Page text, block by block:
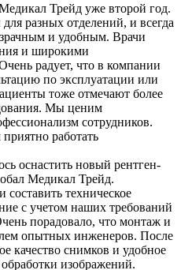
Трейд уже второй год.
разных отделений, и всегда
и удобным. Врачи
и широкими
радует, что в компании
по эксплуатации или
тоже отмечают более
Мы ценим
сотрудников.
работать
оснастить новый рентген-
Медикал Трейд.
техническое
с учетом наших требований
порадовало, что монтаж и
опытных инженеров. После
качество снимков и удобное
изображений.